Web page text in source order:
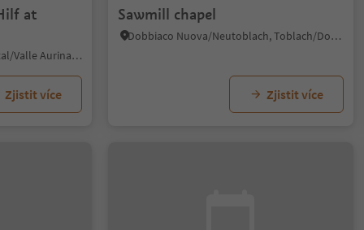
at
Cadipietra/Steinhaus, Ahrntal/Valle Aurina, Ahrntal/Valle Aurina
Zjistit více
Sawmill chapel
Dobbiaco Nuova/Neutoblach, Toblach/Dobbiaco, Dolomites Region 3 Zinnen
Zjistit více